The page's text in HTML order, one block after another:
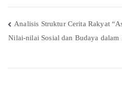
Analisis Struktur Cerita Rakyat
Nilai-nilai Sosial dan Budaya